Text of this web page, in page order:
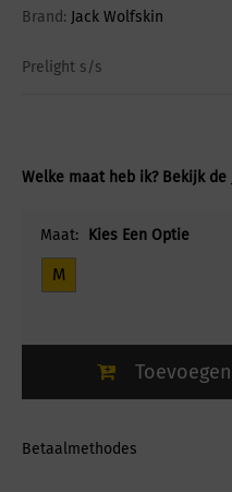
Brand: Jack Wolfskin
Prelight s/s
Welke maat heb ik? Bekijk de
Maat: Kies Een Optie
M
Betaalmethodes